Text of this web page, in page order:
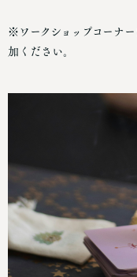
※ワークショップコーナ
加ください。